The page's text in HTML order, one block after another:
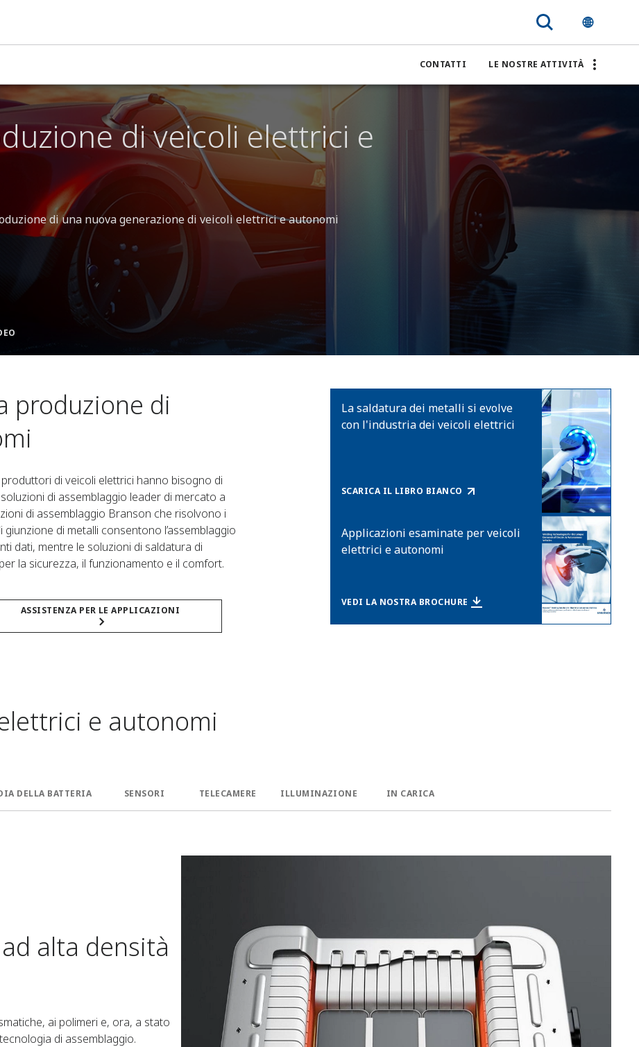
CONTATTI LE NOSTRE ATTIVITÀ
e autonomi
di veicoli elettrici e
di una nuova generazione di veicoli elettrici e autonomi
produzione di
di veicoli elettrici hanno bisogno di
di assemblaggio leader di mercato a
di assemblaggio Branson che risolvono i
di metalli consentono l’assemblaggio
dati, mentre le soluzioni di saldatura di
la sicurezza, il funzionamento e il comfort.
ASSISTENZA PER LE APPLICAZIONI
La saldatura dei metalli si evolve
con l'industria dei veicoli elettrici
SCARICA IL LIBRO BIANCO
Applicazioni esaminate per veicoli
elettrici e autonomi
VEDI LA NOSTRA BROCHURE
e autonomi
DELLA BATTERIA SENSORI TELECAMERE ILLUMINAZIONE IN CARICA
alta densità
ai polimeri e, ora, a stato
di assemblaggio.